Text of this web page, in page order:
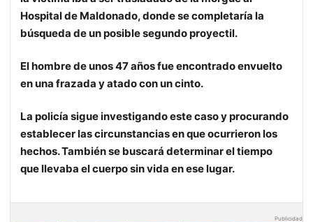
Hospital de Maldonado, donde se completaría la
búsqueda de un posible segundo proyectil.
El hombre de unos 47 años fue encontrado envuelto
en una frazada y atado con un cinto.
La policía sigue investigando este caso y procurando
establecer las circunstancias en que ocurrieron los
hechos. También se buscará determinar el tiempo
que llevaba el cuerpo sin vida en ese lugar.
Publicidad